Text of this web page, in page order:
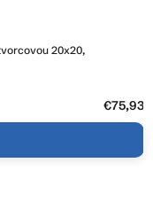
20x20,
€75,93